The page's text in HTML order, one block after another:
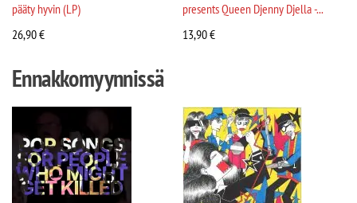
pääty hyvin (LP)
26,90€
presents Queen Djenny Djella -...
13,90€
Ennakkomyynnissä